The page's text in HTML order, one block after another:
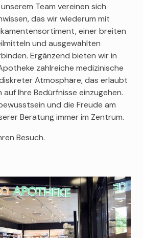
Team vereinen sich
das wir wiederum mit
einer breiten
und ausgewählten
Ergänzend bieten wir in
zahlreiche medizinische
Atmosphäre, das erlaubt
Ihre Bedürfnisse einzugehen.
und die Freude am
Beratung immer im Zentrum.
Besuch.